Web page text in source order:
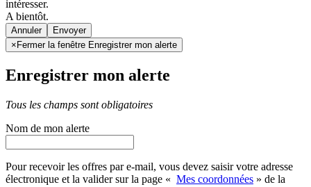
intéresser.
A bientôt.
Annuler
× Fermer la fenêtre Enregistrer mon alerte
Enregistrer mon alerte
Tous les champs sont obligatoires
Nom de mon alerte
Pour recevoir les offres par e-mail, vous devez saisir votre adresse
électronique et la valider sur la page « Mes coordonnées » de la